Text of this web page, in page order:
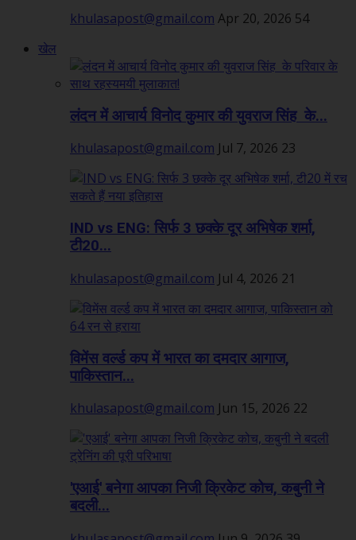
khulasapost@gmail.com Apr 20, 2026 54
खेल
लंदन में आचार्य विनोद कुमार की युवराज सिंह के...
khulasapost@gmail.com Jul 7, 2026 23
IND vs ENG: सिर्फ 3 छक्के दूर अभिषेक शर्मा,
टी20...
khulasapost@gmail.com Jul 4, 2026 21
विमेंस वर्ल्ड कप में भारत का दमदार आगाज,
पाकिस्तान...
khulasapost@gmail.com Jun 15, 2026 22
'एआई' बनेगा आपका निजी क्रिकेट कोच, कबुनी ने
बदली...